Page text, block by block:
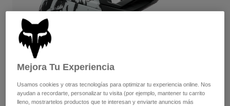
Pantalones largos
Pantalones cortos
Chaquetas y chalecos
Guantes
Pantalones
Guantes
Chaquetas
Protecciones
Camisas
Ver todo
Mujer
Camisetas y tops
Protecciones
Gafas de Protección
Calcetines
Ver todo
Moto
Mejora Tu Experiencia
Usamos cookies y otras tecnologías para optimizar tu experiencia online. Nos
ayudan a recordarte, personalizar tu visita (por ejemplo, mantener tu carrito
lleno, mostrartelos productos que te interesan y enviarte anuncios más